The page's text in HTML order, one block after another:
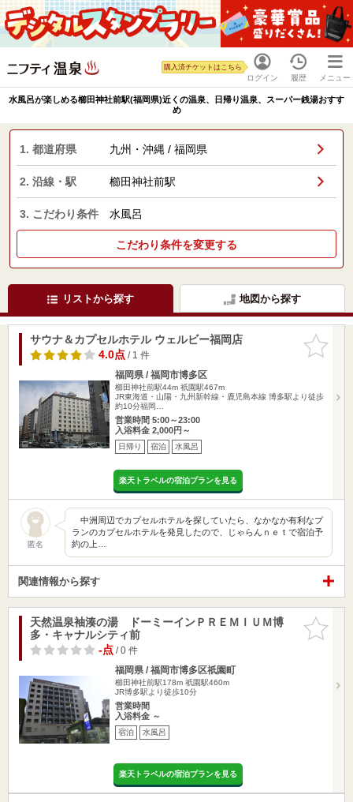
ログイン
購入済チケットはこちら
履歴 メニュー
水風呂が楽しめる櫛田神社前駅(福岡県)近くの温泉、日帰り温泉、スーパー銭湯おすす
め
1. 都道府県 九州・沖縄 / 福岡県
2. 沿線・駅 櫛田神社前駅
3. こだわり条件 水風呂
こだわり条件を変更する
リストから探す 地図から探す
お気に入
りに追加
サウナ＆カプセルホテル ウェルビー福岡店
4.0点/ 1 件
福岡県 / 福岡市博多区
櫛田神社前駅44m 祇園駅467m
JR東海道・山陽・九州新幹線・鹿児島本線 博多駅より徒歩
約10分福岡…
営業時間 5:00～23:00
入浴料金 2,000円～
日帰り 宿泊 水風呂
楽天トラベルの宿泊プランを見る
匿名
中洲周辺でカプセルホテルを探していたら、なかなか有利なプ
ランのカプセルホテルを発見したので、じゃらんｎｅｔで宿泊予
約の上…
関連情報から探す
お気に入
りに追加
天然温泉袖湊の湯 ドーミーインＰＲＥＭＩＵＭ博
多・キャナルシティ前
-点/ 0 件
福岡県 / 福岡市博多区祇園町
櫛田神社前駅178m 祇園駅460m
JR博多駅より徒歩10分
営業時間
入浴料金 ～
宿泊 水風呂
楽天トラベルの宿泊プランを見る